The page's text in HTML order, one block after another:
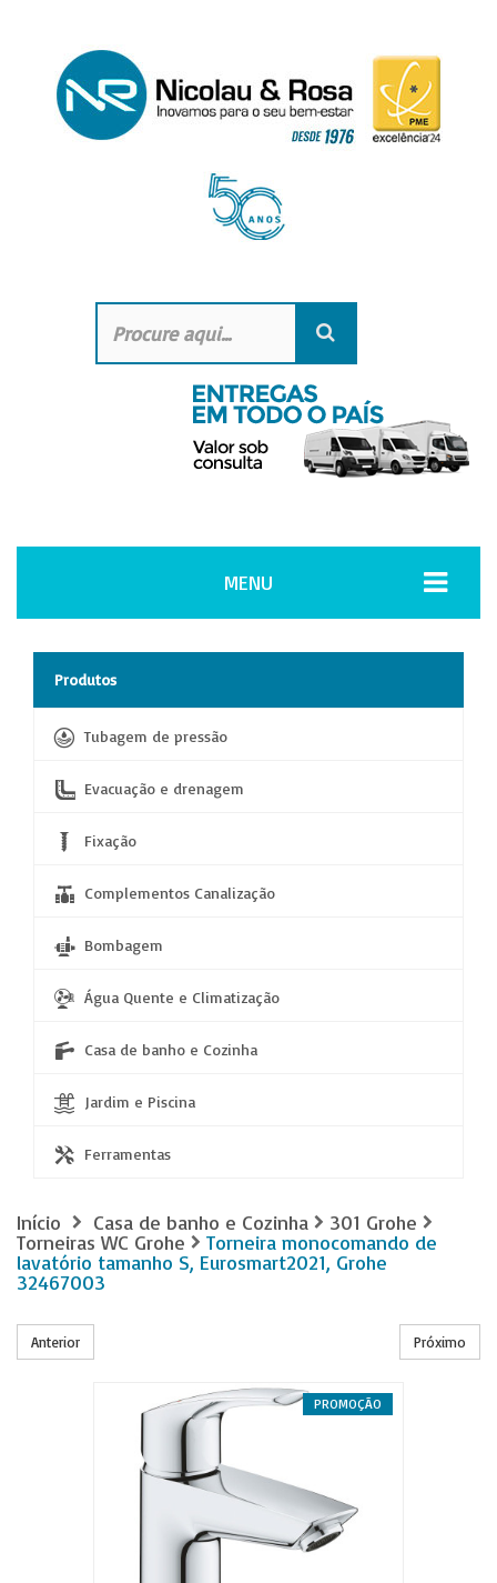
MENU
Produtos
Tubagem de pressão
Evacuação e drenagem
Fixação
Complementos Canalização
Bombagem
Água Quente e Climatização
Casa de banho e Cozinha
Jardim e Piscina
Ferramentas
Início Casa de banho e Cozinha
301 Grohe
Torneiras WC Grohe
Torneira monocomando de
lavatório tamanho S, Eurosmart2021, Grohe
32467003
Anterior Próximo
PROMOÇÃO